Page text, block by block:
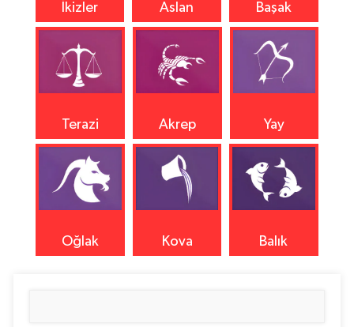
İkizler Aslan Başak
Terazi Akrep Yay
Oğlak Kova Balık